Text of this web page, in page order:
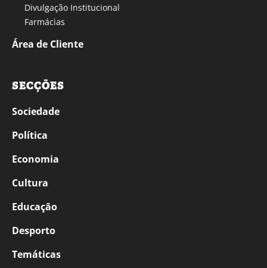
Divulgação Institucional
Farmácias
Área de Cliente
SECÇÕES
Sociedade
Política
Economia
Cultura
Educação
Desporto
Temáticas